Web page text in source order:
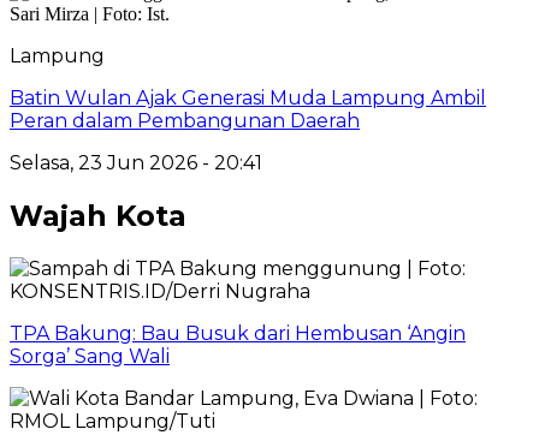
Lampung
Batin Wulan Ajak Generasi Muda Lampung Ambil
Peran dalam Pembangunan Daerah
Selasa, 23 Jun 2026 - 20:41
Wajah Kota
TPA Bakung: Bau Busuk dari Hembusan ‘Angin
Sorga’ Sang Wali